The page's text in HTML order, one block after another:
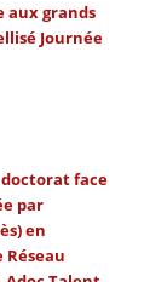
aux grands
Journée
doctorat face
par
)en
Réseau